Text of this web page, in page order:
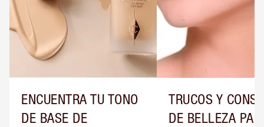
ENCUENTRA TU TONO
DE BASE DE
TRUCOS Y
DE BELLEZA